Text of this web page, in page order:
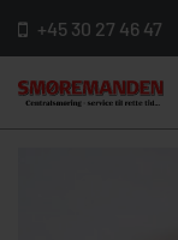
+45 30 27 46 47